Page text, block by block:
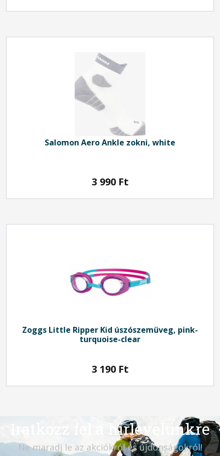
Salomon Aero Ankle zokni, white
3 990 Ft
Zoggs Little Ripper Kid úszószemüveg, pink-
turquoise-clear
3 190 Ft
Iratkozz fel a hírlevelünkre
Ne maradj le az akciókról és újdonságokról!